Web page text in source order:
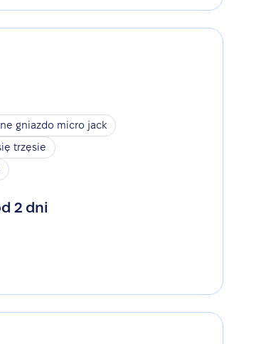
gniazdo micro jack
trzęsie
2 dni